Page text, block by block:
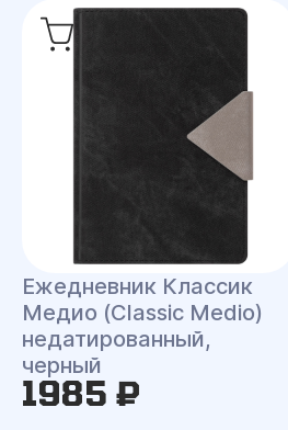
Ежедневник Классик
Медио (Classic Medio)
недатированный,
черный
1985 ₽